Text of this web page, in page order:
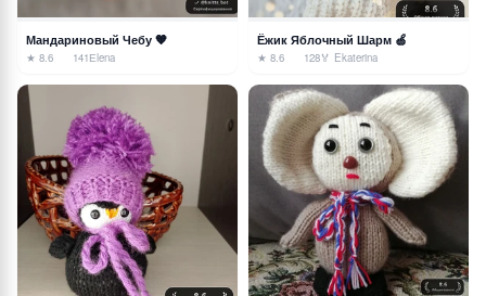
Мандариновый Чебу 🧡
★ 8.6 141Еlena
Ёжик Яблочный Шарм 🍏
★ 8.6 128🏅 Ekaterina